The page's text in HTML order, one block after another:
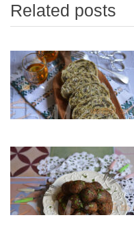
Related posts